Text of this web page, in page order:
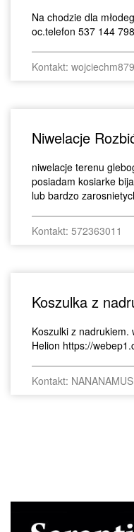
Na chodzie dla
oc.telefon 537 144
Kontakt:
Niwelacje
niwelacje terenu
posiadam kosiarke
lub bardzo
Kontakt: 572363011
Koszulka z
Koszulki z nadrukiem.
Helion https://
Kontakt: